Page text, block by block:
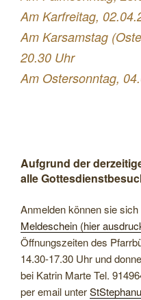
Am Karfreitag,
Am Karsamstag
20.30 Uhr
Am Ostersonntag,
Aufgrund der
alle
Anmelden können sie
Meldeschein (hier
Öffnungszeiten des
14.30-17.30 Uhr und
bei Katrin Marte Tel.
per email unter